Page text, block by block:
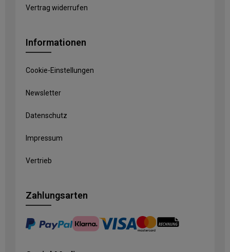
Vertrag widerrufen
Informationen
Cookie-Einstellungen
Newsletter
Datenschutz
Impressum
Vertrieb
Zahlungsarten